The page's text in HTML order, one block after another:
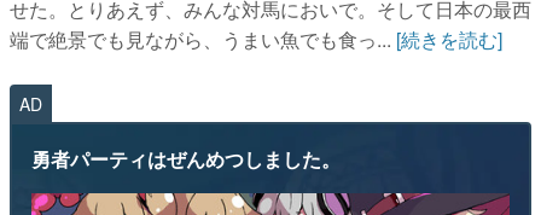
せた。とりあえず、みんな対馬においで。そして日本の最西
端で絶景でも見ながら、うまい魚でも食っ... [続きを読む]
AD
勇者パーティはぜんめつしました。